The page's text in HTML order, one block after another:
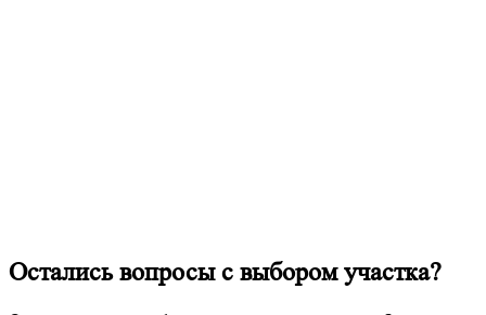
Остались вопросы с выбором участка?